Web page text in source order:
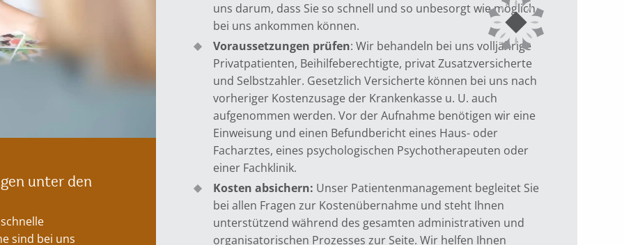
uns darum, dass Sie so schnell und so unbesorgt wie möglich
bei uns ankommen können.
Voraussetzungen prüfen: Wir behandeln bei uns volljährige
Privatpatienten, Beihilfeberechtigte, privat Zusatzversicherte
und Selbstzahler. Gesetzlich Versicherte können bei uns nach
vorheriger Kostenzusage der Krankenkasse u. U. auch
aufgenommen werden. Vor der Aufnahme benötigen wir eine
Einweisung und einen Befundbericht eines Haus- oder
Facharztes, eines psychologischen Psychotherapeuten oder
einer Fachklinik.
Kosten absichern: Unser Patientenmanagement begleitet Sie
bei allen Fragen zur Kostenübernahme und steht Ihnen
unterstützend während des gesamten administrativen und
organisatorischen Prozesses zur Seite. Wir helfen Ihnen
unter den
sind bei uns